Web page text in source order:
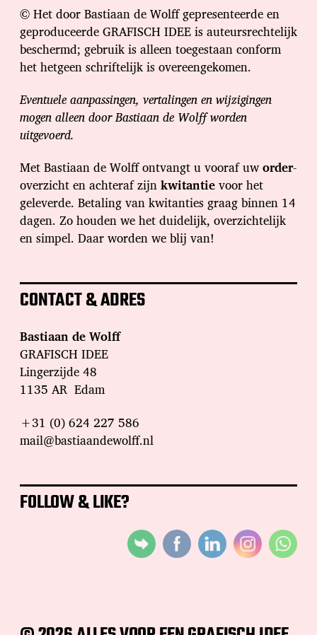
© Het door Bastiaan de Wolff gepresenteerde en
geproduceerde GRAFISCH IDEE is auteursrechtelijk
beschermd; gebruik is alleen toegestaan conform
het hetgeen schriftelijk is overeengekomen.
Eventuele aanpassingen, vertalingen en wijzigingen
mogen alleen door Bastiaan de Wolff worden
uitgevoerd.
Met Bastiaan de Wolff ontvangt u vooraf uworder-
overzicht en achteraf zijnkwitantievoor het
geleverde. Betaling van kwitanties graag binnen 14
dagen. Zo houden we het duidelijk, overzichtelijk
en simpel. Daar worden we blij van!
CONTACT & ADRES
Bastiaan de Wolff
GRAFISCH IDEE
Lingerzijde 48
1135 AR Edam
+31 (0) 624 227 586
mail@bastiaandewolff.nl
FOLLOW & LIKE?